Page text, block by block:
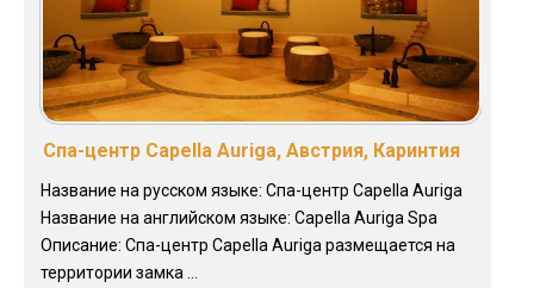
Спа-центр Capella Auriga, Австрия, Каринтия
Название на русском языке: Спа-центр Capella Auriga
Название на английском языке: Capella Auriga Spa
Описание: Спа-центр Capella Auriga размещается на
территории замка ...